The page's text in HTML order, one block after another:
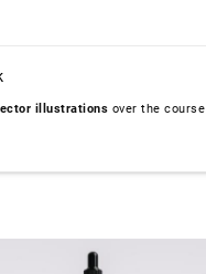
illustrations over the course